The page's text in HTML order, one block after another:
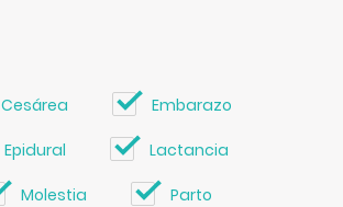
Cesárea Embarazo
Epidural Lactancia
Molestia Parto